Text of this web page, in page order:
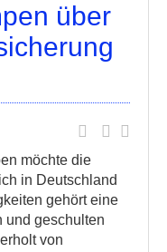
über
möchte die
in Deutschland
gehört eine
und geschulten
von